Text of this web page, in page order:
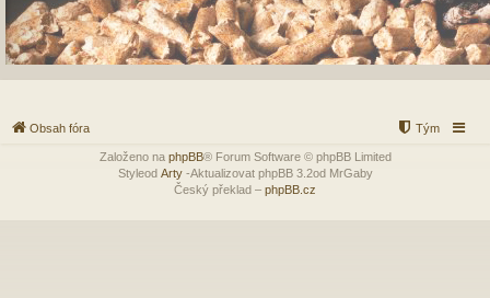
Obsah fóra Tým
Založeno na phpBB® Forum Software © phpBB Limited
Styleod Arty-Aktualizovat phpBB 3.2od MrGaby
Český překlad – phpBB.cz